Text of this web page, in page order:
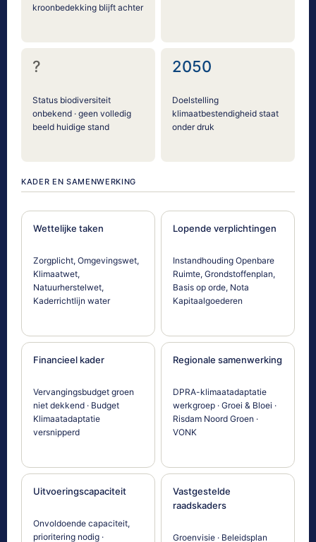
kroonbedekking blijft achter
?
Status biodiversiteit
onbekend · geen volledig
beeld huidige stand
2050
Doelstelling
klimaatbestendigheid staat
onder druk
KADER EN SAMENWERKING
Wettelijke taken
Zorgplicht, Omgevingswet,
Klimaatwet,
Natuurherstelwet,
Kaderrichtlijn water
Lopende verplichtingen
Instandhouding Openbare
Ruimte, Grondstoffenplan,
Basis op orde, Nota
Kapitaalgoederen
Financieel kader
Vervangingsbudget groen
niet dekkend · Budget
Klimaatadaptatie
versnipperd
Regionale samenwerking
DPRA-klimaatadaptatie
werkgroep · Groei & Bloei ·
Risdam Noord Groen ·
VONK
Uitvoeringscapaciteit
Onvoldoende capaciteit,
prioritering nodig ·
Vastgestelde
raadskaders
Groenvisie · Beleidsplan